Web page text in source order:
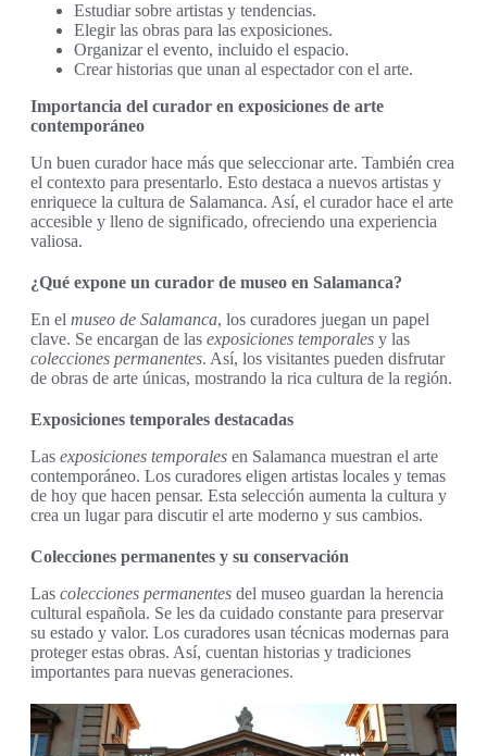
Estudiar sobre artistas y tendencias.
Elegir las obras para las exposiciones.
Organizar el evento, incluido el espacio.
Crear historias que unan al espectador con el arte.
Importancia del curador en exposiciones de arte
contemporáneo
Un buen curador hace más que seleccionar arte. También crea
el contexto para presentarlo. Esto destaca a nuevos artistas y
enriquece la cultura de Salamanca. Así, el curador hace el arte
accesible y lleno de significado, ofreciendo una experiencia
valiosa.
¿Qué expone un curador de museo en Salamanca?
En el museo de Salamanca, los curadores juegan un papel
clave. Se encargan de las exposiciones temporales y las
colecciones permanentes. Así, los visitantes pueden disfrutar
de obras de arte únicas, mostrando la rica cultura de la región.
Exposiciones temporales destacadas
Las exposiciones temporales en Salamanca muestran el arte
contemporáneo. Los curadores eligen artistas locales y temas
de hoy que hacen pensar. Esta selección aumenta la cultura y
crea un lugar para discutir el arte moderno y sus cambios.
Colecciones permanentes y su conservación
Las colecciones permanentes del museo guardan la herencia
cultural española. Se les da cuidado constante para preservar
su estado y valor. Los curadores usan técnicas modernas para
proteger estas obras. Así, cuentan historias y tradiciones
importantes para nuevas generaciones.